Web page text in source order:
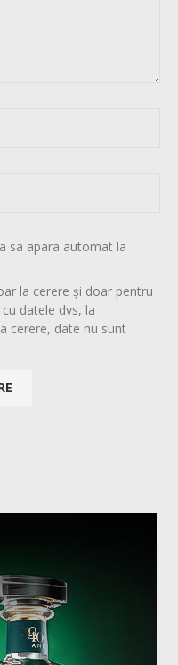
sa apara automat la
la cerere și doar pentru
datele dvs, la
cerere, date nu sunt